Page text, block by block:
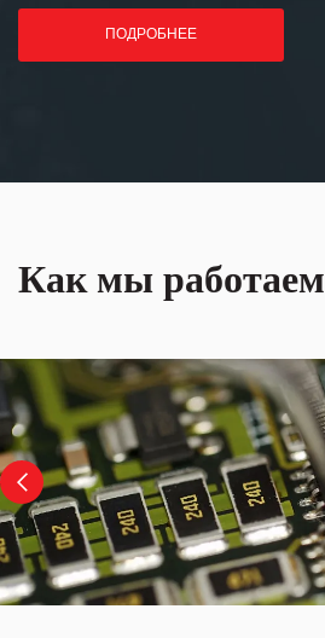
ПОДРОБНЕЕ
Как мы работаем